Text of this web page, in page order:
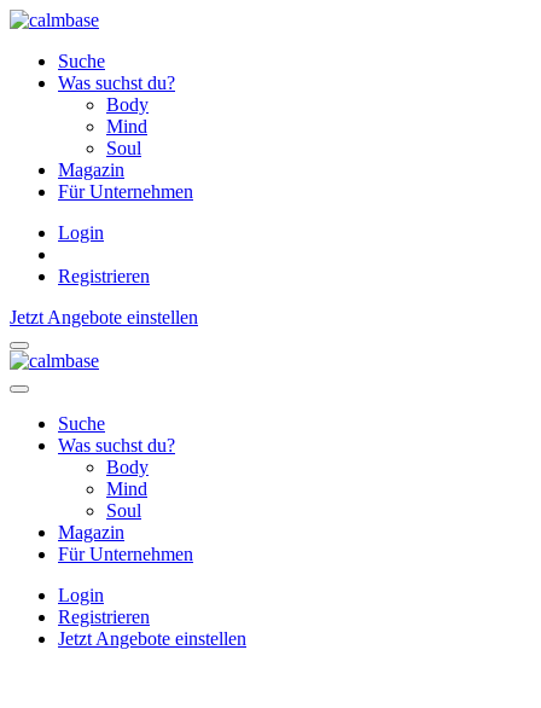
Suche
Was suchst du?
Body
Mind
Soul
Magazin
Für Unternehmen
Login
Registrieren
Jetzt Angebote einstellen
Suche
Was suchst du?
Body
Mind
Soul
Magazin
Für Unternehmen
Login
Registrieren
Jetzt Angebote einstellen